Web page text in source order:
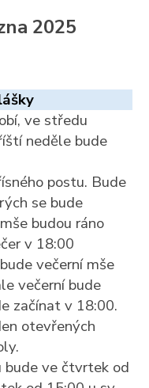
2025
ve středu
neděle bude
postu. Bude
se bude
budou ráno
v 18:00
večerní mše
večerní bude
začínat v 18:00.
otevřených
bude ve čtvrtek od